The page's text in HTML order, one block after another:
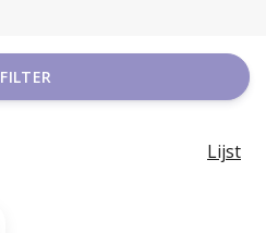
FILTER
Lijst